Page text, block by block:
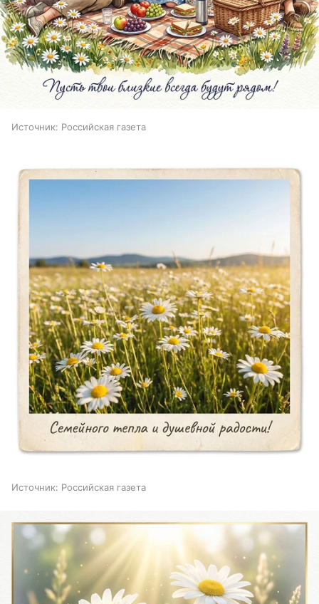
Источник: Российская газета
Источник: Российская газета